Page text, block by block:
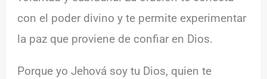
con el poder divino y te permite experimentar
la paz que proviene de confiar en Dios.
Porque yo Jehová soy tu Dios, quien te